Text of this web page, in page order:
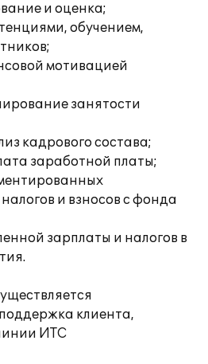
и оценка;
обучением,
мотивацией
занятости
кадрового состава;
заработной платы;
и взносов с фонда
зарплаты и налогов в
клиента,
ИТС